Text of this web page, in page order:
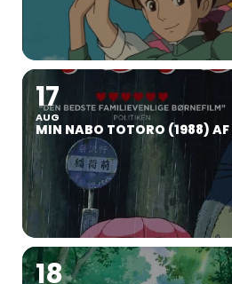
17
AUG
MIN NABO TOTORO (1988)
18